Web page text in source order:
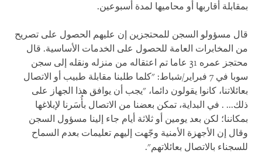
بمقابلة أقاربها أو محاميها لمدة أسبوعين.
قال مسؤولو السجن للمحتجزين إن عليهم الحصول على تصريح
من المخابرات العامة للحصول على الخدمات الأساسية. قال
محتجز عمره 31 عاما تم اعتقاله من منزله ونقله إلى سجن
سوبا في 7 فبراير/شباط: "كلما طلبنا مقابلة طبيب أو الاتصال
بعائلاتنا، كانوا يقولون دائما، "يجب أن يوافق هذا الجهاز على
ذلك... . في البداية، تمكن بعضنا من الاتصال بأُسَرنا لإبلاغها
بمكاننا؛ لكن بعد يومين أو ثلاثة أيام جاء إلينا مسؤول السجن
وقال إن الأجهزة الأمنية وجّهت إليهم تعليمات بعدم السماح
للسجناء بالاتصال بعائلاتهم".